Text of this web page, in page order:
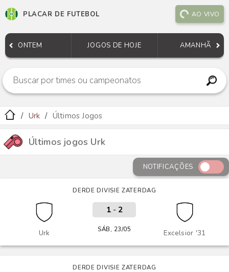
PLACAR DE FUTEBOL AO VIVO
ONTEM JOGOS DE HOJE AMANHÃ
Urk Últimos Jogos
Últimos jogos Urk
NOTIFICAÇÕES
DERDE DIVISIE ZATERDAG
Urk Excelsior '31
1- 2
SÁB, 23/05
DERDE DIVISIE ZATERDAG